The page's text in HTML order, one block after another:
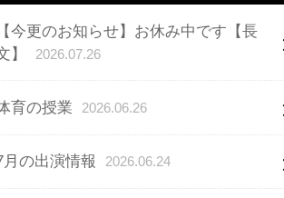
【今更のお知らせ】お休み中です【長
】
2026.07.26
育の授業 2026.06.26
月の出演情報 2026.06.24